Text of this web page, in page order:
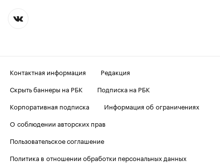
Контактная информация
Редакция
Скрыть баннеры на РБК
Подписка на РБК
Корпоративная подписка
Информация об ограничениях
О соблюдении авторских прав
Пользовательское соглашение
Политика в отношении обработки персональных данных